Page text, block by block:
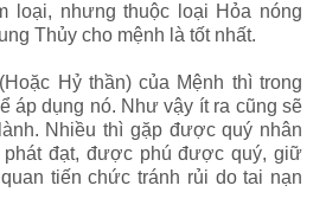
loại, nhưng thuộc loại Hỏa nóng
Thủy cho mệnh là tốt nhất.
Hỷ thần) của Mệnh thì trong
áp dụng nó. Như vậy ít ra cũng sẽ
Nhiều thì gặp được quý nhân
phát đạt, được phú được quý, giữ
tiến chức tránh rủi do tai nạn